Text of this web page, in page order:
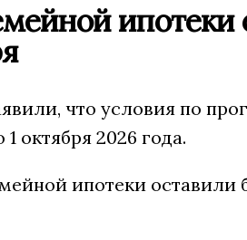
ипотеки
что условия по
октября 2026 года.